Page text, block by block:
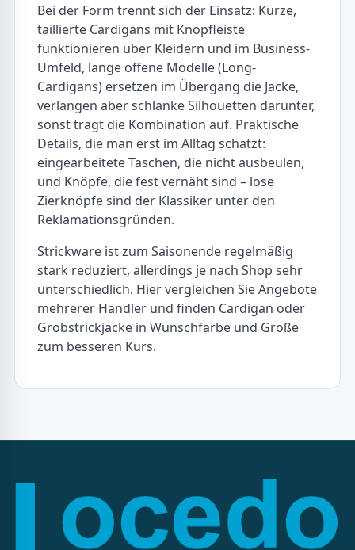
Bei der Form trennt sich der Einsatz: Kurze,
taillierte Cardigans mit Knopfleiste
funktionieren über Kleidern und im Business-
Umfeld, lange offene Modelle (Long-
Cardigans) ersetzen im Übergang die Jacke,
verlangen aber schlanke Silhouetten darunter,
sonst trägt die Kombination auf. Praktische
Details, die man erst im Alltag schätzt:
eingearbeitete Taschen, die nicht ausbeulen,
und Knöpfe, die fest vernäht sind – lose
Zierknöpfe sind der Klassiker unter den
Reklamationsgründen.
Strickware ist zum Saisonende regelmäßig
stark reduziert, allerdings je nach Shop sehr
unterschiedlich. Hier vergleichen Sie Angebote
mehrerer Händler und finden Cardigan oder
Grobstrickjacke in Wunschfarbe und Größe
zum besseren Kurs.